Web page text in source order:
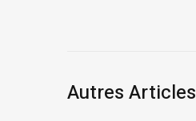
Autres Articles